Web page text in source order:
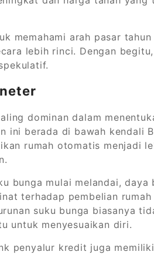
memahami arah pasar
lebih rinci. Dengan
dominan dalam
ini berada di bawah kendali
rumah otomatis menjadi
bunga mulai melandai,
terhadap pembelian
suku bunga biasanya
untuk menyesuaikan diri.
penyalur kredit juga